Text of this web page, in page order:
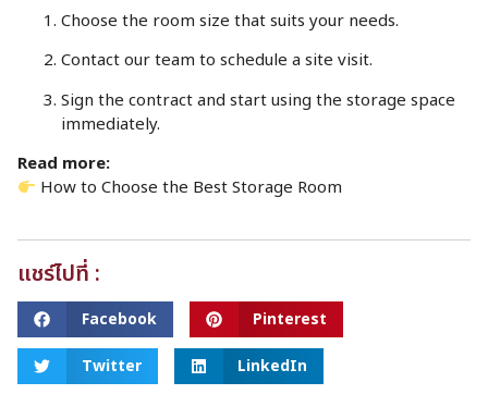
Choose the room size that suits your needs.
Contact our team to schedule a site visit.
Sign the contract and start using the storage space
immediately.
Read more:
How to Choose the Best Storage Room
แชร์ไปที่ :
Facebook Pinterest
Twitter LinkedIn